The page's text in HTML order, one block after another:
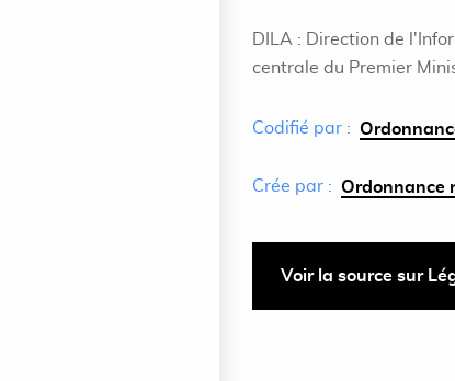
DILA : Direction de
centrale du Premier
Codifié par :
Crée par : Ordonnance
Voir la source sur